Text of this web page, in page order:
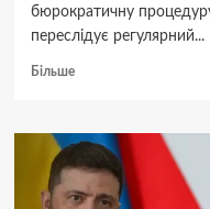
бюрократичну
переслідує регулярний...
БільшеДокладніше
чого
потрібен
техогляд
автомобіля?